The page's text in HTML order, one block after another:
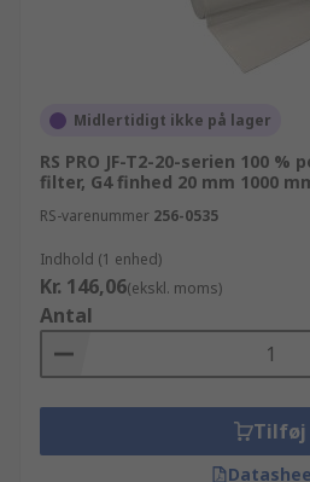
Midlertidigt ikke på lager
RS PRO JF-T2-20-serien 100
filter, G4 finhed 20 mm 1000
RS-varenummer 256-0535
Indhold (1 enhed)
Kr. 146,06(ekskl. moms)
Antal
Tilføj